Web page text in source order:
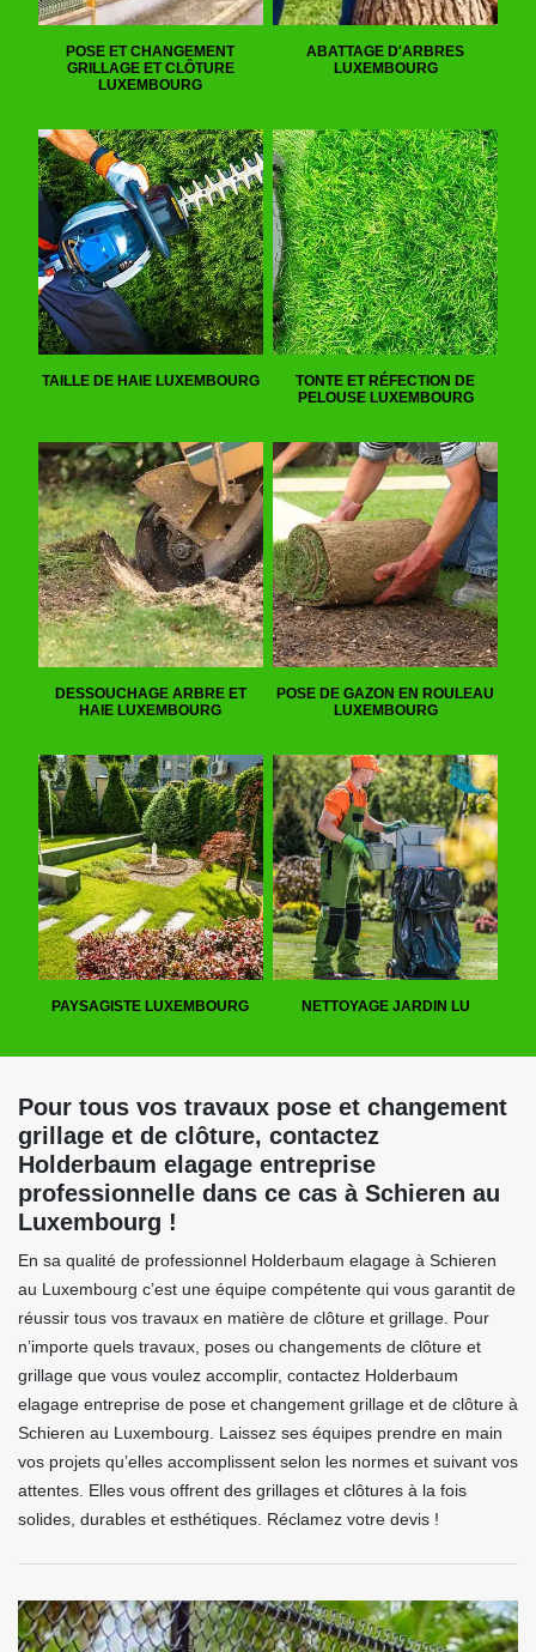
POSE ET CHANGEMENT
GRILLAGE ET CLÔTURE
LUXEMBOURG
ABATTAGE D'ARBRES
LUXEMBOURG
TAILLE DE HAIE LUXEMBOURG
TONTE ET RÉFECTION DE
PELOUSE LUXEMBOURG
DESSOUCHAGE ARBRE ET
HAIE LUXEMBOURG
POSE DE GAZON EN ROULEAU
LUXEMBOURG
PAYSAGISTE LUXEMBOURG NETTOYAGE JARDIN LU
Pour tous vos travaux pose et changement
grillage et de clôture, contactez
Holderbaum elagage entreprise
professionnelle dans ce cas à Schieren au
Luxembourg !
En sa qualité de professionnel Holderbaum elagage à Schieren
au Luxembourg c’est une équipe compétente qui vous garantit de
réussir tous vos travaux en matière de clôture et grillage. Pour
n’importe quels travaux, poses ou changements de clôture et
grillage que vous voulez accomplir, contactez Holderbaum
elagage entreprise de pose et changement grillage et de clôture à
Schieren au Luxembourg. Laissez ses équipes prendre en main
vos projets qu’elles accomplissent selon les normes et suivant vos
attentes. Elles vous offrent des grillages et clôtures à la fois
solides, durables et esthétiques. Réclamez votre devis !